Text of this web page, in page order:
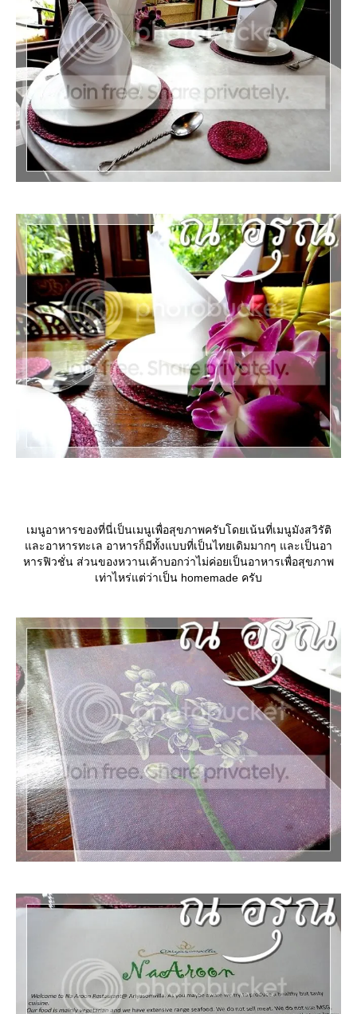
เมนูอาหารของที่นี่เป็นเมนูเพื่อสุขภาพครับโดยเน้นที่เมนูมังสวิรัติ
ละอาหารทะเล อาหารก็มีทั้งแบบที่เป็นไทยเดิมมากๆ และเป็นอา
หารฟิวชั่น ส่วนของหวานเค้าบอกว่าไม่ค่อยเป็นอาหารเพื่อสุขภาพ
เท่าไหร่แต่ว่าเป็น homemade ครับ